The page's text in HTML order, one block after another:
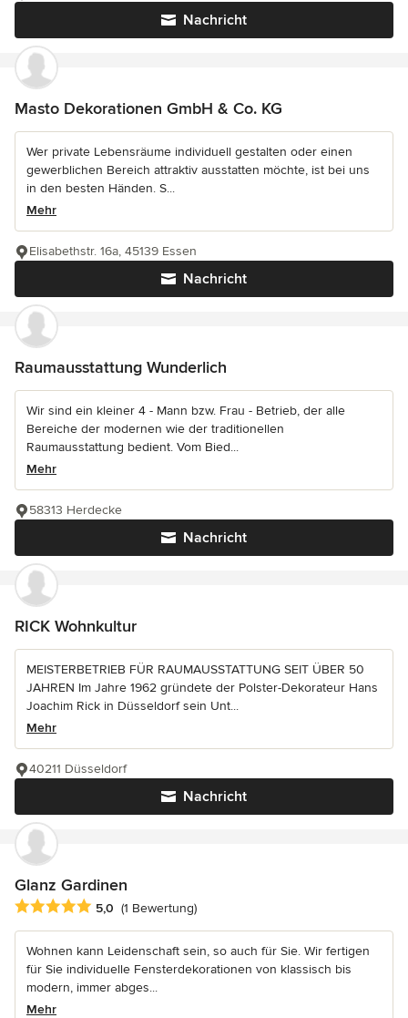
Nachricht
Masto Dekorationen GmbH & Co. KG
Wer private Lebensräume individuell gestalten oder einen
gewerblichen Bereich attraktiv ausstatten möchte, ist bei uns
in den besten Händen. S...
Mehr
Nachricht
Elisabethstr. 16a, 45139 Essen
Raumausstattung Wunderlich
Wir sind ein kleiner 4 - Mann bzw. Frau - Betrieb, der alle
Bereiche der modernen wie der traditionellen
Raumausstattung bedient. Vom Bied...
Mehr
Nachricht
58313 Herdecke
RICK Wohnkultur
MEISTERBETRIEB FÜR RAUMAUSSTATTUNG SEIT ÜBER 50
JAHREN Im Jahre 1962 gründete der Polster-Dekorateur Hans
Joachim Rick in Düsseldorf sein Unt...
Mehr
Nachricht
40211 Düsseldorf
Glanz Gardinen
Durchschnittliche Bewertung: 5 von 5 Sternen
5,0 (1 Bewertung)
Wohnen kann Leidenschaft sein, so auch für Sie. Wir fertigen
für Sie individuelle Fensterdekorationen von klassisch bis
modern, immer abges...
Mehr